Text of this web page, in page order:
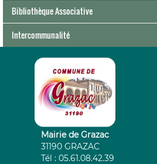
Bibliothèque Associative
Intercommunalité
Mairie de Grazac
31190 GRAZAC
Tél : 05.61.08.42.39